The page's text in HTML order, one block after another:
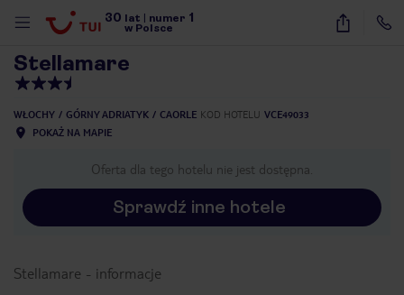
30 lat numer 1
w Polsce
7
Stellamare
WŁOCHY GÓRNY ADRIATYK CAORLE KOD HOTELU VCE49033
POKAŻ NA MAPIE
Oferta dla tego hotelu nie jest dostępna.
Sprawdź inne hotele
Stellamare - informacje